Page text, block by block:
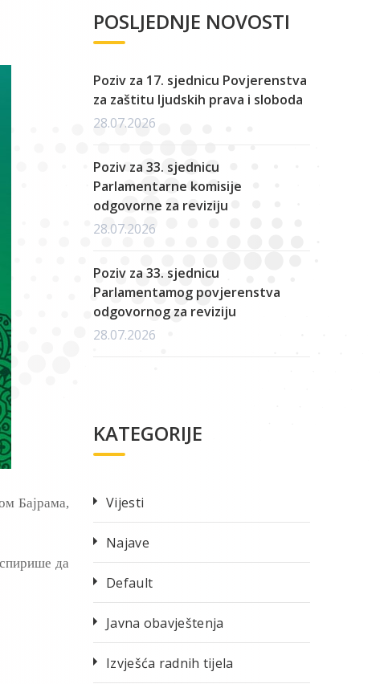
Бајрама,
да
POSLJEDNJE NOVOSTI
Poziv za 17. sjednicu Povjerenstva
za zaštitu ljudskih prava i sloboda
28.07.2026
Poziv za 33. sjednicu
Parlamentarne komisije
odgovorne za reviziju
28.07.2026
Poziv za 33. sjednicu
Parlamentamog povjerenstva
odgovornog za reviziju
28.07.2026
KATEGORIJE
Vijesti
Najave
Default
Javna obavještenja
Izvješća radnih tijela